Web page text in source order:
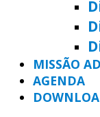
MISSÃO
AGENDA